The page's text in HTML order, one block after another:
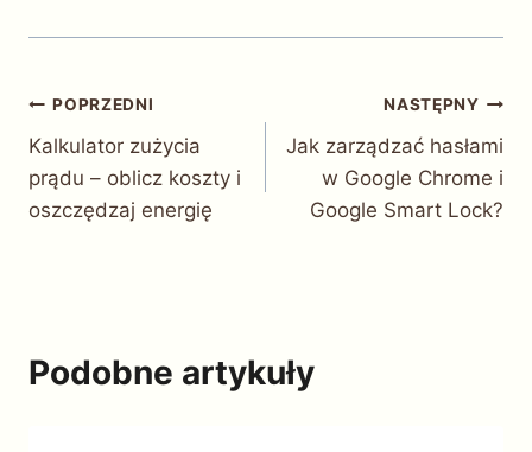
Nawigacja
wpisu
POPRZEDNI
Kalkulator zużycia
prądu – oblicz koszty i
oszczędzaj energię
NASTĘPNY
Jak zarządzać hasłami
w Google Chrome i
Google Smart Lock?
Podobne artykuły